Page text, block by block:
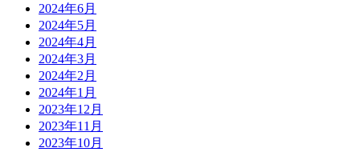
2024年6月
2024年5月
2024年4月
2024年3月
2024年2月
2024年1月
2023年12月
2023年11月
2023年10月